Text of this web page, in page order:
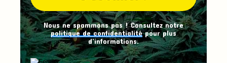
Nous ne spammons pas ! Consultez notre
politique de confidentialitépour plus
d’informations.